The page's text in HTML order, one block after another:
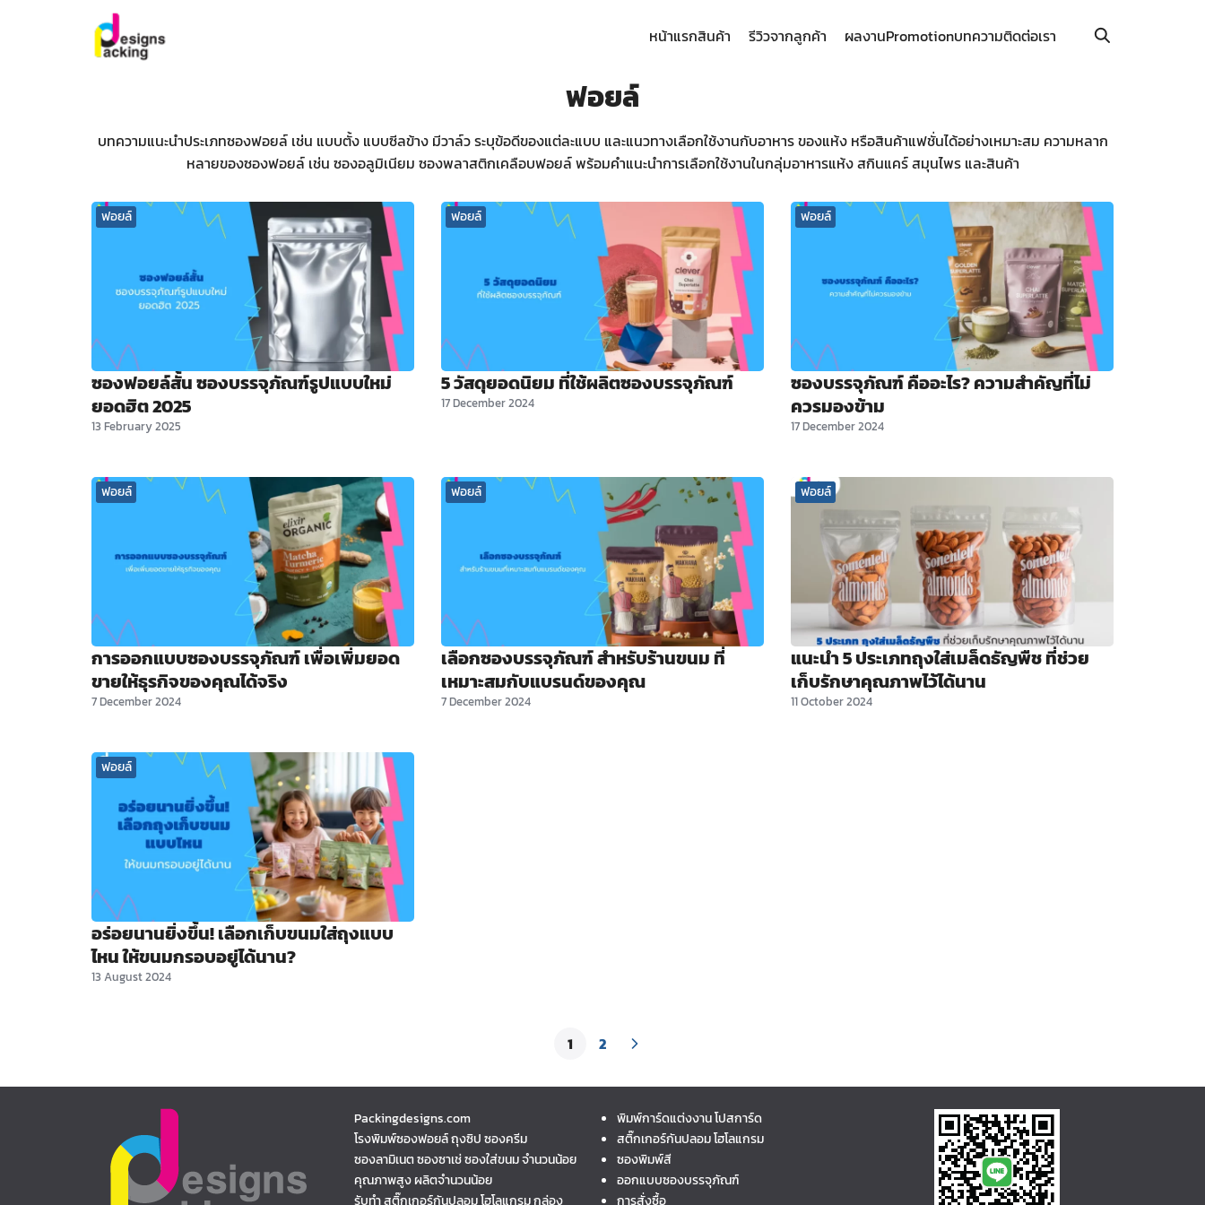
หน้าแรกสินค้า รีวิวจากลูกค้า ผลงานPromotionบทความติดต่อเรา
ฟอยล์
บทความแนะนำประเภทซองฟอยล์ เช่น แบบตั้ง แบบซีลข้าง มีวาล์ว ระบุข้อดีของแต่ละแบบ และแนวทางเลือกใช้งานกับอาหาร ของแห้ง หรือสินค้าแฟชั่นได้อย่างเหมาะสม ความหลาก
หลายของซองฟอยล์ เช่น ซองอลูมิเนียม ซองพลาสติกเคลือบฟอยล์ พร้อมคำแนะนำการเลือกใช้งานในกลุ่มอาหารแห้ง สกินแคร์ สมุนไพร และสินค้า
ฟอยล์
ซองฟอยล์สั้น ซองบรรจุภัณฑ์รูปแบบใหม่
ยอดฮิต 2025
13 February 2025
ฟอยล์
5 วัสดุยอดนิยม ที่ใช้ผลิตซองบรรจุภัณฑ์
17 December 2024
ฟอยล์
ซองบรรจุภัณฑ์ คืออะไร? ความสำคัญที่ไม่
ควรมองข้าม
17 December 2024
ฟอยล์
การออกแบบซองบรรจุภัณฑ์ เพื่อเพิ่มยอด
ขายให้ธุรกิจของคุณได้จริง
7 December 2024
ฟอยล์
เลือกซองบรรจุภัณฑ์ สำหรับร้านขนม ที่
เหมาะสมกับแบรนด์ของคุณ
7 December 2024
ฟอยล์
แนะนำ 5 ประเภทถุงใส่เมล็ดธัญพืช ที่ช่วย
เก็บรักษาคุณภาพไว้ได้นาน
11 October 2024
ฟอยล์
อร่อยนานยิ่งขึ้น! เลือกเก็บขนมใส่ถุงแบบ
ไหน ให้ขนมกรอบอยู่ได้นาน?
13 August 2024
1 2
Packingdesigns.com
โรงพิมพ์ซองฟอยล์ ถุงซิป ซองครีม
ซองลามิเนต ซองซาเช่ ซองใส่ขนม จำนวนน้อย
คุณภาพสูง ผลิตจำนวนน้อย
รับทำ สติ๊กเกอร์กันปลอม โฮโลแกรม กล่อง
พิมพ์การ์ดแต่งงาน โปสการ์ด
สติ๊กเกอร์กันปลอม โฮโลแกรม
ซองพิมพ์สี
ออกแบบซองบรรจุภัณฑ์
การสั่งซื้อ